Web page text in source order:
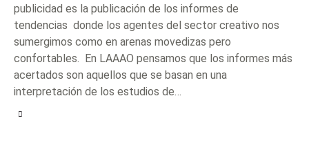
publicidad es la publicación de los informes de
tendencias donde los agentes del sector creativo nos
sumergimos como en arenas movedizas pero
confortables. En LAAAO pensamos que los informes más
acertados son aquellos que se basan en una
interpretación de los estudios de…